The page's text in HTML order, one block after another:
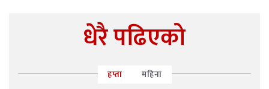
धेरै पढिएको
हप्ता महिना